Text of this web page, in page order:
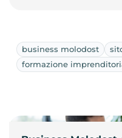
business molodost
formazione